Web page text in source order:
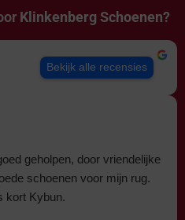
Klinkenberg Schoenen?
Bekijk alle recensies
geholpen, door vriendelijke
schoenen voor mijn rug.
kort Kybun.